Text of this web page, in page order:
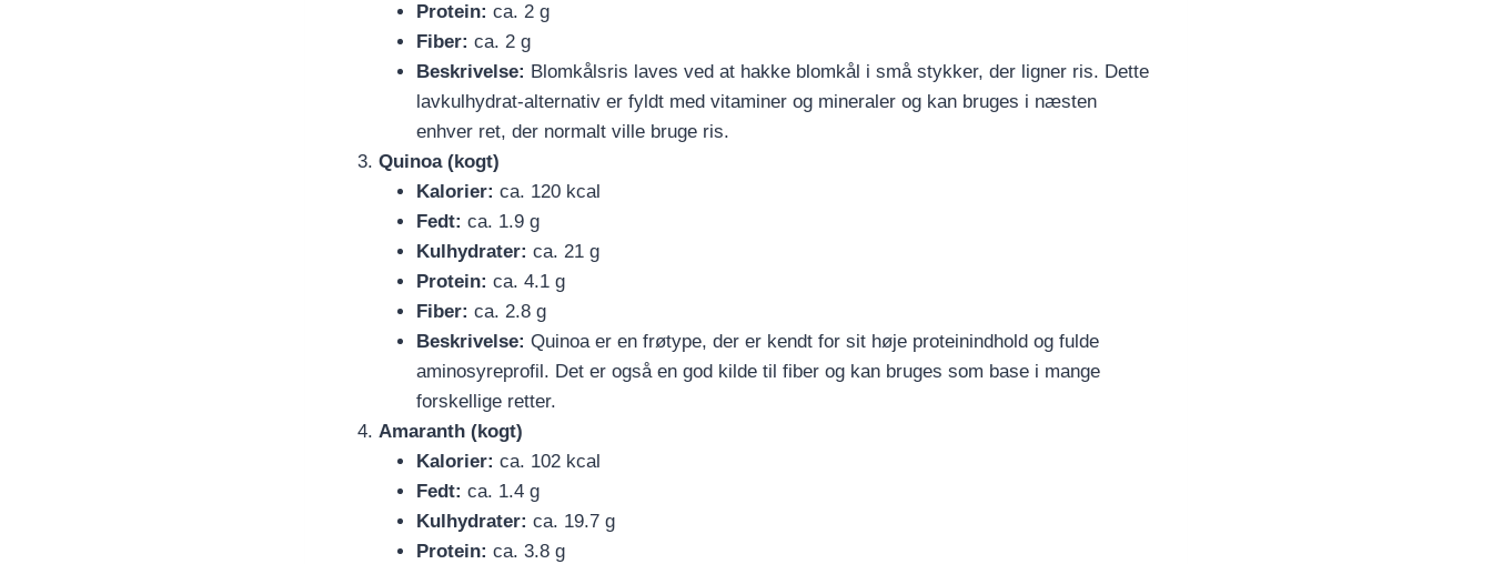
Protein: ca. 2 g
Fiber: ca. 2 g
Beskrivelse: Blomkålsris laves ved at hakke blomkål i små stykker, der ligner ris. Dette
lavkulhydrat-alternativ er fyldt med vitaminer og mineraler og kan bruges i næsten
enhver ret, der normalt ville bruge ris.
Quinoa (kogt)
Kalorier: ca. 120 kcal
Fedt: ca. 1.9 g
Kulhydrater: ca. 21 g
Protein: ca. 4.1 g
Fiber: ca. 2.8 g
Beskrivelse: Quinoa er en frøtype, der er kendt for sit høje proteinindhold og fulde
aminosyreprofil. Det er også en god kilde til fiber og kan bruges som base i mange
forskellige retter.
Amaranth (kogt)
Kalorier: ca. 102 kcal
Fedt: ca. 1.4 g
Kulhydrater: ca. 19.7 g
Protein: ca. 3.8 g